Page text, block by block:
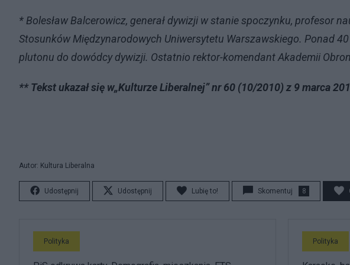
* Bolesław Balcerowicz, generał dywizji w stanie spoczynku, profesor
Stosunków Międzynarodowych Uniwersytetu Warszawskiego. Ponad
plutonu do dowódcy dywizji. Ostatnio rektor-komendant Akademii
** Tekst ukazał się w„Kulturze Liberalnej” nr 60 (10/2010) z 9 marca
Autor: Kultura Liberalna
Udostępnij Udostępnij Lubię to! Skomentuj 8
Polityka Polityka